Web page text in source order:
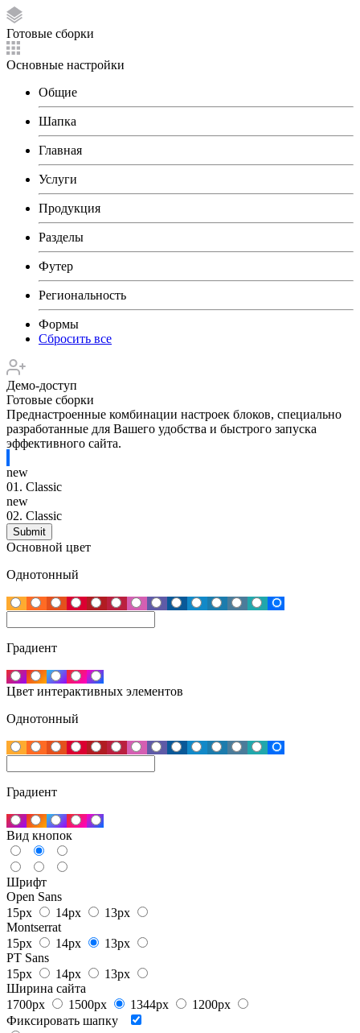
Готовые сборки
Основные настройки
Общие
Шапка
Главная
Услуги
Продукция
Разделы
Футер
Региональность
Формы
Сбросить все
Демо-доступ
Готовые сборки
Преднастроенные комбинации настроек блоков, специально
разработанные для Вашего удобства и быстрого запуска
эффективного сайта.
new
01. Classic
new
02. Classic
Основной цвет
Однотонный
Градиент
Цвет интерактивных элементов
Однотонный
Градиент
Вид кнопок
Шрифт
Open Sans
15px
14px
13px
Montserrat
15px
14px
13px
PT Sans
15px
14px
13px
Ширина сайта
1700px
1500px 1344px
1200px
Фиксировать шапку